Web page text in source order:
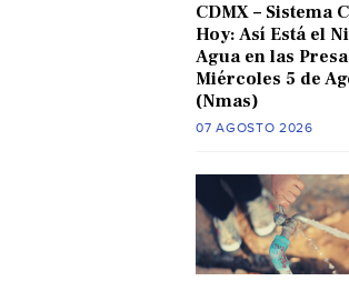
CDMX – Sistema
Hoy: Así Está el
Agua en las
Miércoles 5 de
(Nmas)
07 AGOSTO 2026